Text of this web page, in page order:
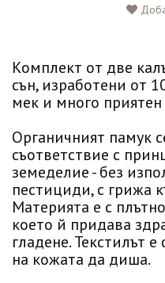
Комплект от две
сън, изработени от
мек и много
Органичният памук
съответствие с
земеделие - без
пестициди, с грижа
Материята е с
което й придава
гладене. Текстилът
на кожата да диша.